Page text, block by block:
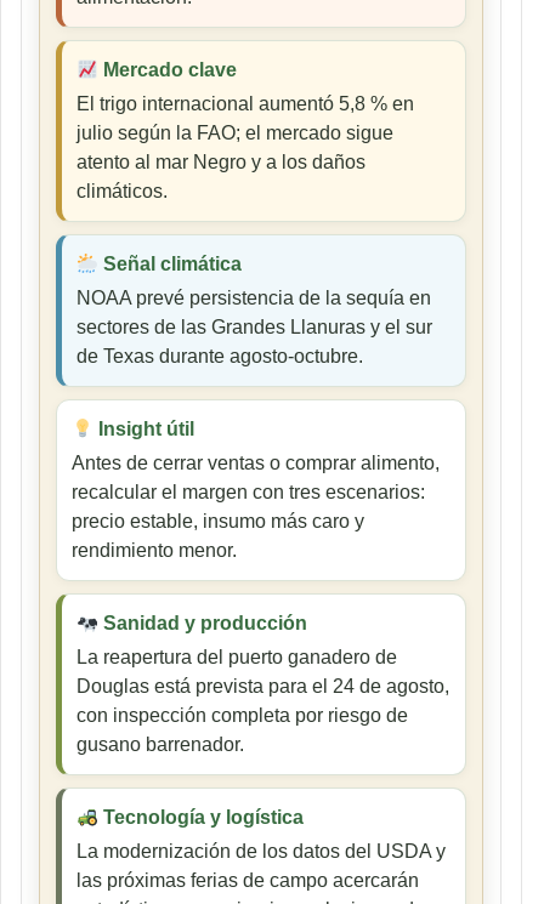
Mercado clave
El trigo internacional aumentó 5,8 % en
julio según la FAO; el mercado sigue
atento al mar Negro y a los daños
climáticos.
Señal climática
NOAA prevé persistencia de la sequía en
sectores de las Grandes Llanuras y el sur
de Texas durante agosto-octubre.
Insight útil
Antes de cerrar ventas o comprar alimento,
recalcular el margen con tres escenarios:
precio estable, insumo más caro y
rendimiento menor.
Sanidad y producción
La reapertura del puerto ganadero de
Douglas está prevista para el 24 de agosto,
con inspección completa por riesgo de
gusano barrenador.
Tecnología y logística
La modernización de los datos del USDA y
las próximas ferias de campo acercarán